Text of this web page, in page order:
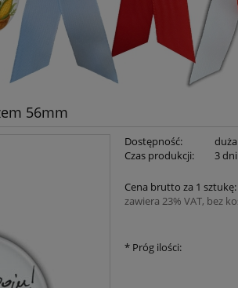
56mm
Dostępność:
Czas produkcji:
3
Cena brutto za 1 sztukę:
zawiera 23% VAT, bez
* Próg ilości: